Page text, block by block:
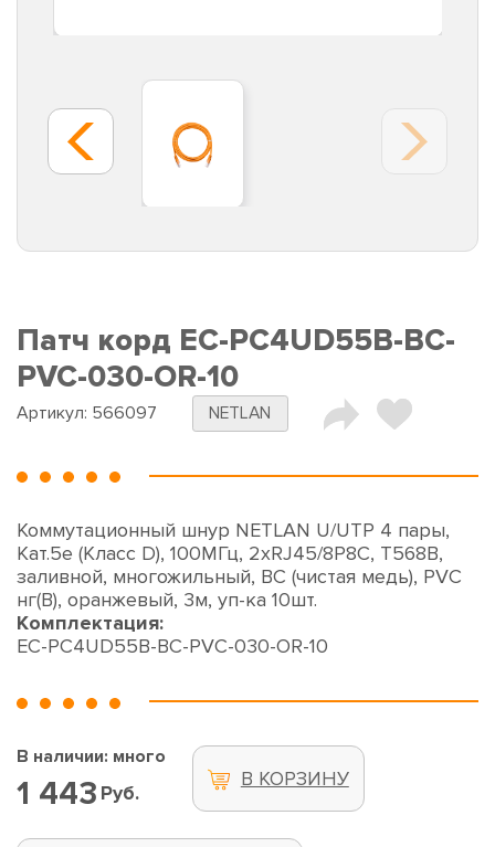
Патч корд EC-PC4UD55B-BC-
PVC-030-OR-10
Артикул: 566097 NETLAN
Коммутационный шнур NETLAN U/UTP 4 пары,
Кат.5е (Класс D), 100МГц, 2хRJ45/8P8C, T568B,
заливной, многожильный, BC (чистая медь), PVC
нг(B), оранжевый, 3м, уп-ка 10шт.
Комплектация:
EC-PC4UD55B-BC-PVC-030-OR-10
В наличии: много
1 443 Руб.
В КОРЗИНУ